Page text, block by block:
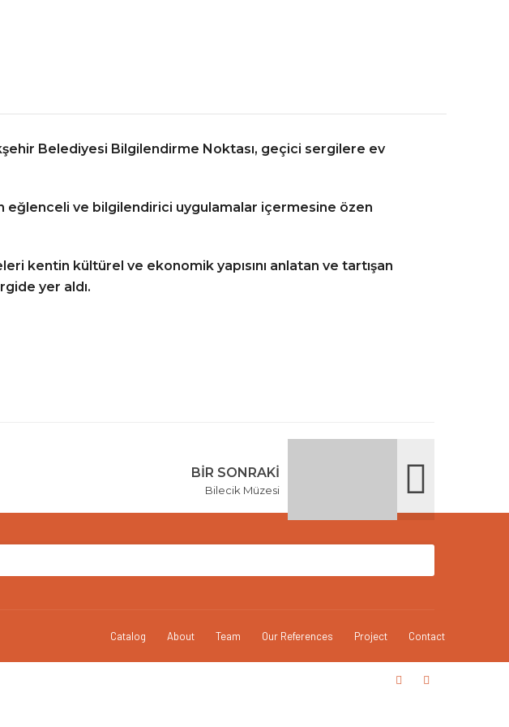
Belediyesi Bilgilendirme Noktası, geçici sergilere ev
eğlenceli ve bilgilendirici uygulamalar içermesine özen
kentin kültürel ve ekonomik yapısını anlatan ve tartışan
yer aldı.
BIR SONRAKI
Bilecik Müzesi
Catalog About Team Our References Project Contact